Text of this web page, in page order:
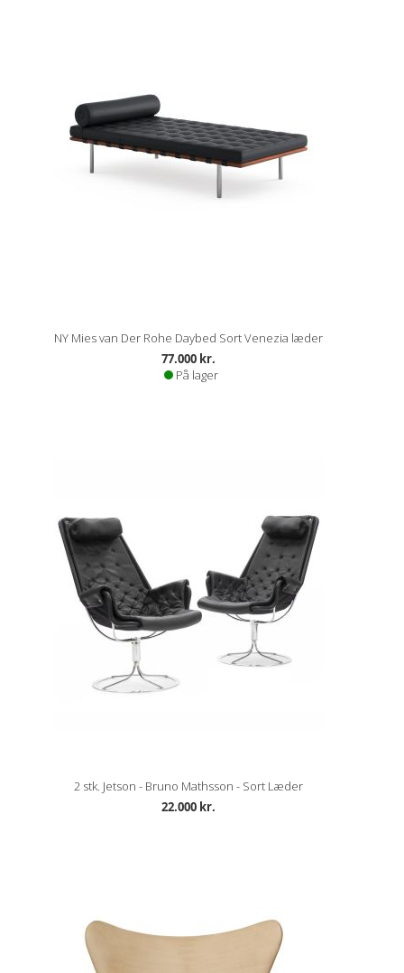
NY Mies van Der Rohe Daybed Sort Venezia læder
77.000 kr.
På lager
2 stk. Jetson - Bruno Mathsson - Sort Læder
22.000 kr.